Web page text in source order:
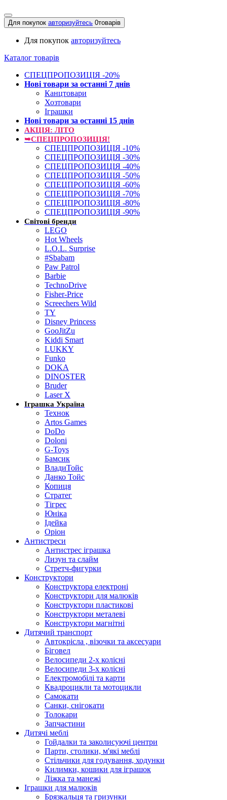
Для покупок авторизуйтесь 0товарів
Для покупок авторизуйтесь
Каталог товарів
СПЕЦПРОПОЗИЦІЯ -20%
Нові товари за останнi 7 днiв
Канцтовари
Хозтовари
Іграшки
Нові товари за останнi 15 днiв
АКЦІЯ: ЛІТО
➥СПЕЦПРОПОЗИЦІЯ!
СПЕЦПРОПОЗИЦІЯ -10%
СПЕЦПРОПОЗИЦІЯ -30%
СПЕЦПРОПОЗИЦІЯ -40%
СПЕЦПРОПОЗИЦІЯ -50%
СПЕЦПРОПОЗИЦІЯ -60%
СПЕЦПРОПОЗИЦІЯ -70%
СПЕЦПРОПОЗИЦІЯ -80%
СПЕЦПРОПОЗИЦІЯ -90%
Світові бренди
LEGO
Hot Wheels
L.O.L. Surprise
#Sbabam
Paw Patrol
Barbie
TechnoDrive
Fisher-Price
Screechers Wild
TY
Disney Princess
GooJitZu
Kiddi Smart
LUKKY
Funko
DOKA
DINOSTER
Bruder
Laser X
Іграшка Україна
Технок
Artos Games
DoDo
Doloni
G-Toys
Бамсик
ВладиТойс
Данко Тойс
Копиця
Стратег
Тігрес
Юніка
Ідейка
Оріон
Антистреси
Антистрес іграшка
Лизун та слайм
Стретч-фигурки
Конструктори
Конструктора електроні
Конструктори для малюків
Конструктори пластикові
Конструктори металеві
Конструктори магнітні
Дитячий транспорт
Автокрісла , візочки та аксесуари
Біговел
Велосипеди 2-х колісні
Велосипеди 3-х колісні
Електромобілі та карти
Квадроцикли та мотоцикли
Самокати
Санки, снігокати
Толокари
Запчастини
Дитячі меблі
Гойдалки та заколисуючі центри
Парти, столики, м'які меблі
Стільчики для годування, ходунки
Килимки, кошики для іграшок
Ліжка та манежі
Іграшки для малюків
Брязкальця та гризунки